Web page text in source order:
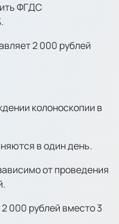
ФГДС
2 000 рублей
колоноскопии в
в один день.
от проведения
000 рублей вместо 3